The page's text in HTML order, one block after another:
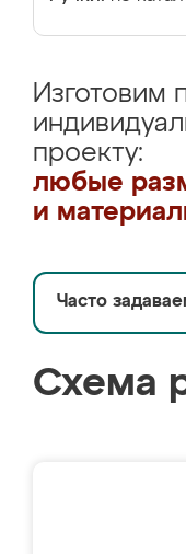
Изготовим
проекту:
любые
и
Часто
Схема